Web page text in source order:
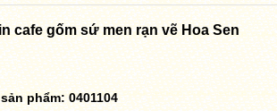
cafe gốm sứ men rạn vẽ Hoa Sen
phẩm: 0401104